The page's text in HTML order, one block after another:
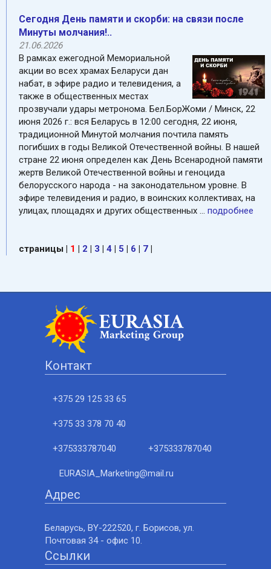
Сегодня День памяти и скорби: на связи после
Минуты молчания!..
21.06.2026
В рамках ежегодной Мемориальной
акции во всех храмах Беларуси дан
набат, в эфире радио и телевидения, а
также в общественных местах
прозвучали удары метронома. Бел.БорЖоми / Минск, 22
июня 2026 г.: вся Беларусь в 12:00 сегодня, 22 июня,
традиционной Минутой молчания почтила память
погибших в годы Великой Отечественной войны. В нашей
стране 22 июня определен как День Всенародной памяти
жертв Великой Отечественной войны и геноцида
белорусского народа - на законодательном уровне. В
эфире телевидения и радио, в воинских коллективах, на
улицах, площадях и других общественных ... подробнее
страницы | 1 | 2 | 3 | 4 | 5 | 6 | 7 |
Контакт
+375 29 125 33 65
+375 33 378 70 40
+375333787040 +375333787040
EURASIA_Marketing@mail.ru
Адрес
Беларусь, BY-222520, г. Борисов, ул.
Почтовая 34 - офис 10.
Ссылки